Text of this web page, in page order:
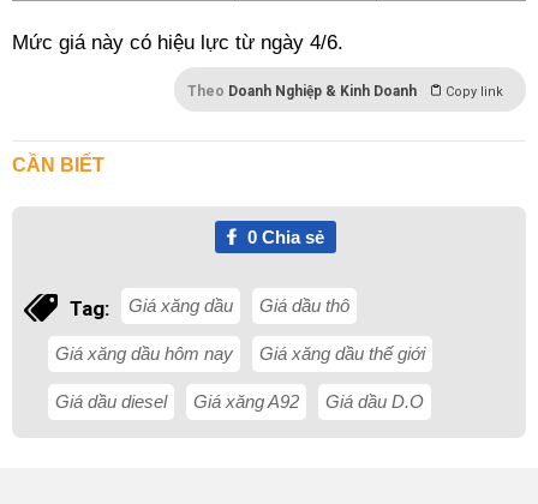
Mức giá này có hiệu lực từ ngày 4/6.
Theo Doanh Nghiệp & Kinh Doanh Copy link
CẦN BIẾT
0Chia sẻ
Tag: Giá xăng dầu Giá dầu thô
Giá xăng dầu hôm nay Giá xăng dầu thế giới
Giá dầu diesel Giá xăng A92 Giá dầu D.O